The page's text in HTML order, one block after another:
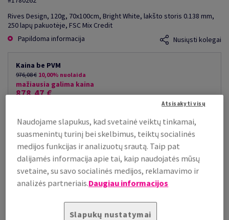
Rives Design, 120g, 70x100cm, Bright White, lakšto storis 0.138 mm,
250 lapų pakuotėje, FSC Mix Credit
Papildoma informacija
Nusiųsti kolegai
Kaina be PVM
976,08 € 10,00% nuolaida
mažiausia galima kaina
878,47 €
PALAIKOMA SANDĖLYJE
lap.
−
Naudojame slapukus, kad svetainė veiktų tinkamai,
suasmenintų turinį bei skelbimus, teiktų socialinės
medijos funkcijas ir analizuotų srautą. Taip pat
dalijamės informacija apie tai, kaip naudojatės mūsų
svetaine, su savo socialinės medijos, reklamavimo ir
analizės partneriais.Daugiau informacijos
Slapukų nustatymai
Atsisakyti visų